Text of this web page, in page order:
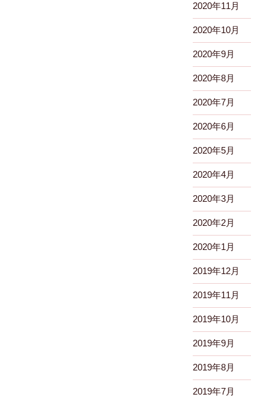
2020年11月
2020年10月
2020年9月
2020年8月
2020年7月
2020年6月
2020年5月
2020年4月
2020年3月
2020年2月
2020年1月
2019年12月
2019年11月
2019年10月
2019年9月
2019年8月
2019年7月